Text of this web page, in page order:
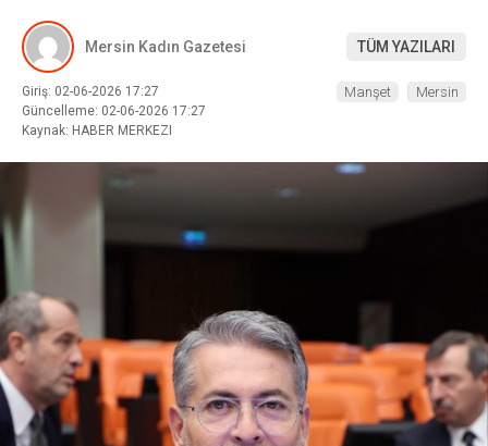
Mersin Kadın Gazetesi TÜM YAZILARI
Giriş: 02-06-2026 17:27
Güncelleme: 02-06-2026 17:27
Kaynak: HABER MERKEZI
Manşet Mersin